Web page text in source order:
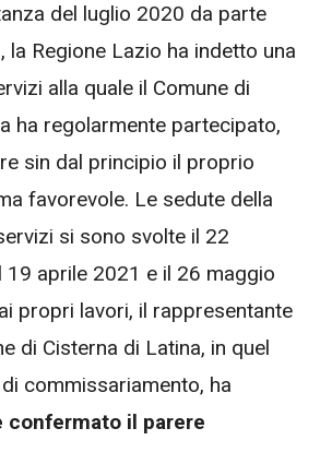
del luglio 2020 da parte
la Regione Lazio ha indetto una
alla quale il Comune di
ha regolarmente partecipato,
sin dal principio il proprio
favorevole. Le sedute della
si sono svolte il 22
aprile 2021 e il 26 maggio
propri lavori, il rappresentante
di Cisterna di Latina, in quel
commissariamento, ha
confermato il parere